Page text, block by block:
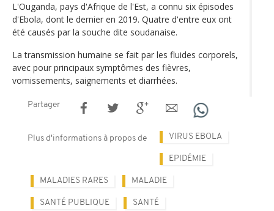
L'Ouganda, pays d'Afrique de l'Est, a connu six épisodes
d'Ebola, dont le dernier en 2019. Quatre d'entre eux ont
été causés par la souche dite soudanaise.
La transmission humaine se fait par les fluides corporels,
avec pour principaux symptômes des fièvres,
vomissements, saignements et diarrhées.
Partager
Plus d'informations à propos de VIRUS EBOLA
EPIDÉMIE
MALADIES RARES MALADIE
SANTÉ PUBLIQUE SANTÉ